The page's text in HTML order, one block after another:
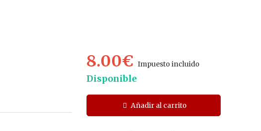
8.00€Impuesto incluido
Disponible
Añadir al carrito